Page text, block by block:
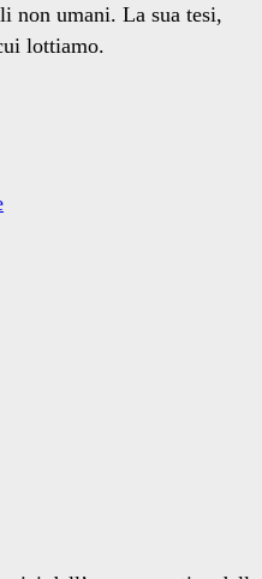
non umani. La sua tesi,
lottiamo.